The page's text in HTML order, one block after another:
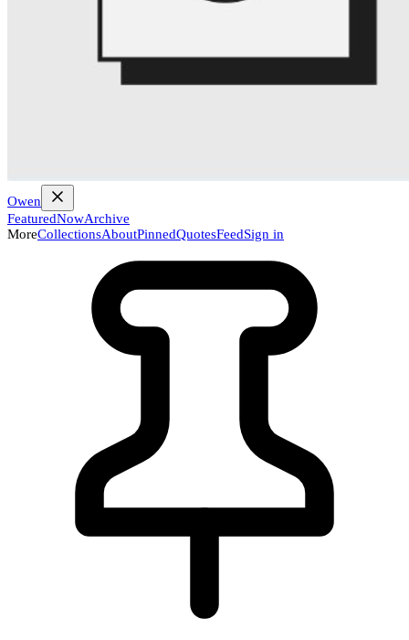
Owen
FeaturedNowArchive
MoreCollectionsAboutPinnedQuotesFeedSign in